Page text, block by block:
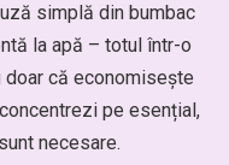
simplă din bumbac
la apă – totul într-o
că economisește
pe esențial,
necesare.